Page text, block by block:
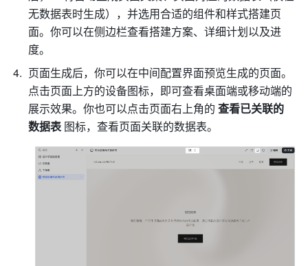
无数据表时生成），并选用合适的组件和样式搭建页
面。你可以在侧边栏查看搭建方案、详细计划以及进
度。
页面生成后，你可以在中间配置界面预览生成的页面。
点击页面上方的设备图标，即可查看桌面端或移动端的
展示效果。你也可以点击页面右上角的 查看已关联的
数据表 图标，查看页面关联的数据表。